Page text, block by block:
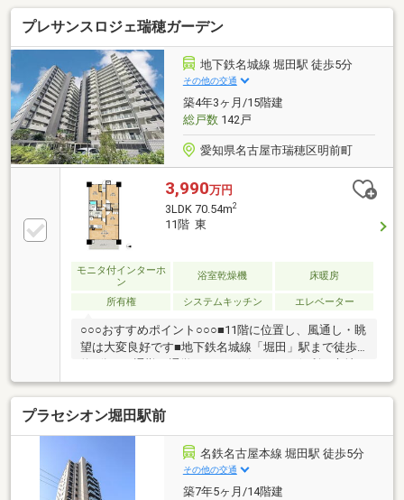
ト、リネン庫など収納多数■不在時にも荷物の受け取
りが可能な宅配ボックス■暮らしの安全とプライバシ
ーを守るオートロックシステム■ペット飼育可（規約
有）■通勤・通学・外出に便利な駅近■近隣には買物施
設が充実の住環境 ローソン東別院店 徒歩４分・ス
ギ薬局金山北店 徒歩５分■お子様の通学も安心の距
離 平和小学校 徒歩４分・伊勢山中学校 徒歩１４
分フリーダイヤル：０１２０－０３３－４３９
プレサンスロジェ瑞穂ガーデン
地下鉄名城線 堀田駅 徒歩5分
その他の交通
築4年3ヶ月/15階建
総戸数142戸
愛知県名古屋市瑞穂区明前町
3,990万円
3LDK 70.54m2
11階 東
モニタ付インターホ
ン
浴室乾燥機 床暖房
所有権 システムキッチン エレベーター
○○○おすすめポイント○○○■11階に位置し、風通し・眺
望は大変良好です■地下鉄名城線「堀田」駅まで徒歩
各居室に収納があり、トイレには吊り戸棚、洋室には
WICが2箇所、洗面にはリネン庫と、収納豊富な間取り
■2022年築の築浅物件■穂波小学校・田光中学校まで徒
歩約10分圏内のため、お子様も安心の立地■ペット飼
育可能(細則有)なため、大切なペットと一緒に住むこ
とが出来ます■周辺にはスーパーやコンビニをはじ
め、商業施設が多数あり、日々の生活も大変便利○○○
プラセシオン堀田駅前
名鉄名古屋本線 堀田駅 徒歩5分
その他の交通
築7年5ヶ月/14階建